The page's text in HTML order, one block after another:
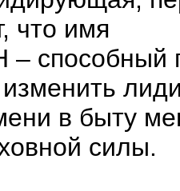
что имя
способный
изменить
в быту
силы.